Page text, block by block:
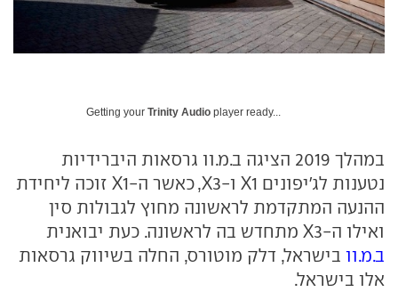
Getting your Trinity Audio player ready...
במהלך 2019 הציגה ב.מ.וו גרסאות היברידיות
נטענות לג'יפונים X1 ו-X3, כאשר ה-X1 זוכה ליחידת
ההנעה המתקדמת לראשונה מחוץ לגבולות סין
ואילו ה-X3 מתחדש בה לראשונה. כעת יבואנית
ב.מ.וו בישראל, דלק מוטורס, החלה בשיווק גרסאות
אלו בישראל.